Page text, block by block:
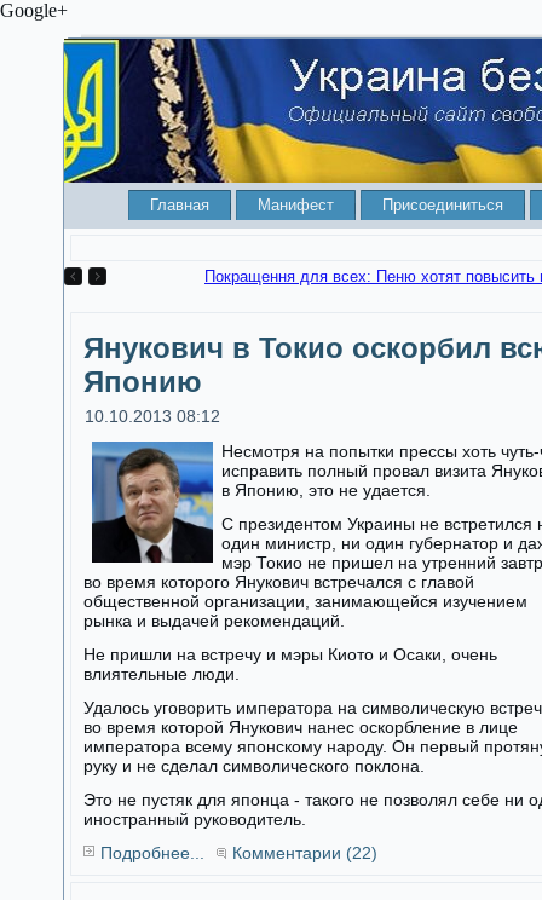
Google+
Главная Манифест Присоединиться
Как ваше станет чужим. КСУ разрешил отбирать
Янукович в Токио оскорбил
Японию
10.10.2013 08:12
Несмотря на попытки прессы хоть чуть-
исправить полный провал визита
в Японию, это не удается.
С президентом Украины не встретился
один министр, ни один губернатор и
мэр Токио не пришел на утренний
во время которого Янукович встречался с главой
общественной организации, занимающейся изучением
рынка и выдачей рекомендаций.
Не пришли на встречу и мэры Киото и Осаки, очень
влиятельные люди.
Удалось уговорить императора на символическую
во время которой Янукович нанес оскорбление в лице
императора всему японскому народу. Он первый
руку и не сделал символического поклона.
Это не пустяк для японца - такого не позволял себе ни
иностранный руководитель.
Подробнее...
Комментарии (22)